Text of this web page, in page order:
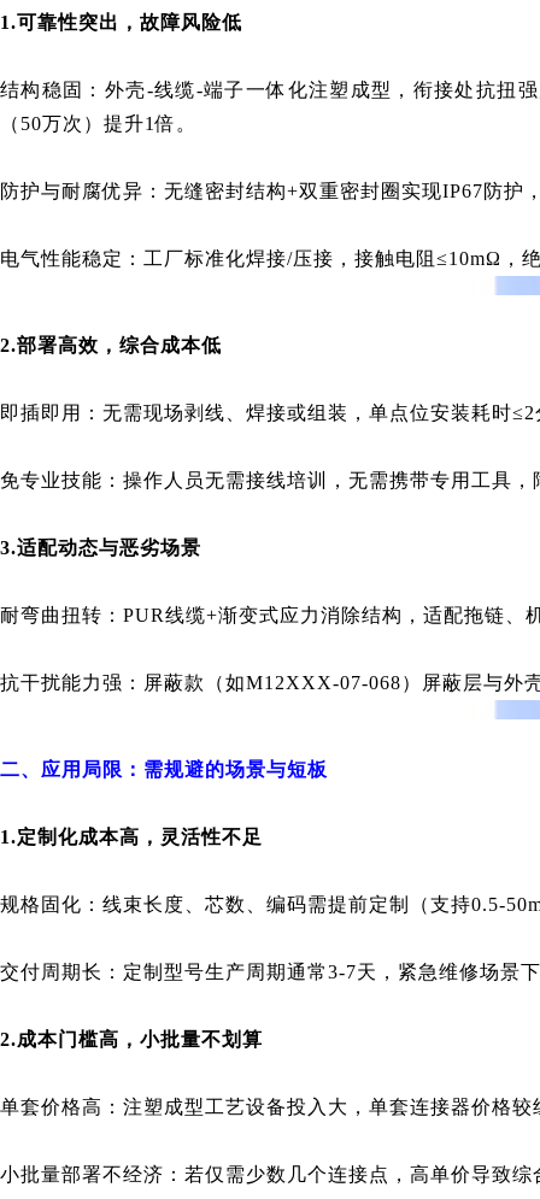
1.可靠性突出，故障风险低
结构稳固：外壳-线缆-端子一体化注塑成型，衔接处抗扭
（50万次）提升1倍。
防护与耐腐优异：无缝密封结构+双重密封圈实现IP67防护
电气性能稳定：工厂标准化焊接/压接，接触电阻≤10mΩ，
2.部署高效，综合成本低
即插即用：无需现场剥线、焊接或组装，单点位安装耗时
免专业技能：操作人员无需接线培训，无需携带专用工具
3.适配动态与恶劣场景
耐弯曲扭转：PUR线缆+渐变式应力消除结构，适配拖链、
抗干扰能力强：屏蔽款（如M12XXX-07-068）屏蔽层与外
二、应用局限：需规避的场景与短板
1.定制化成本高，灵活性不足
规格固化：线束长度、芯数、编码需提前定制（支持0.5-
交付周期长：定制型号生产周期通常3-7天，紧急维修场景
2.成本门槛高，小批量不划算
单套价格高：注塑成型工艺设备投入大，单套连接器价格较
小批量部署不经济：若仅需少数几个连接点，高单价导致